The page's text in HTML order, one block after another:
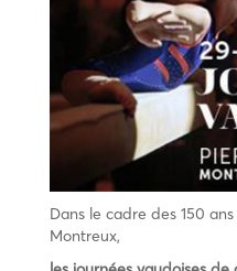
Dans le cadre des 150
Montreux,